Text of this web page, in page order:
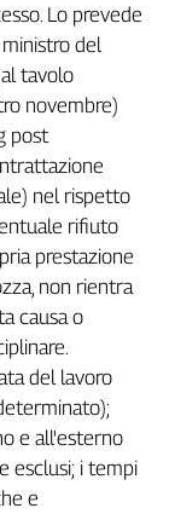
Lo prevede
del
tavolo
novembre)
post
nel rispetto
rifiuto
prestazione
non rientra
causa o
del lavoro
e all'esterno
esclusi; i tempi
e